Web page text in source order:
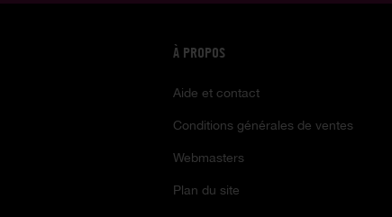
À PROPOS
Aide et contact
Conditions générales de ventes
Webmasters
Plan du site